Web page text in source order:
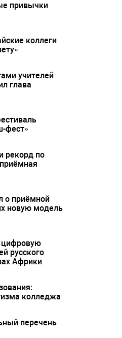
привычки
коллеги
учителей
глава
фест»
рекорд по
о приёмной
новую модель
цифровую
русского
Африки
колледжа
перечень